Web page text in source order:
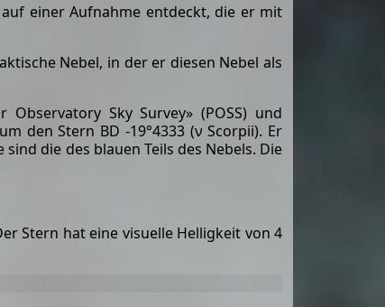
einer Aufnahme entdeckt, die er mit
Nebel, in der er diesen Nebel als
Sky Survey» (POSS) und
den Stern BD -19°4333 (ν Scorpii). Er
die des blauen Teils des Nebels. Die
Stern hat eine visuelle Helligkeit von 4